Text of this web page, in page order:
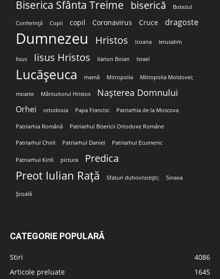
Biserica Sfânta Treime biserică Botezul
Conferință Copii copil Coronavirus Cruce dragoste
Dumnezeu Hristos Icoana Ierusalim
Iisus Iisus Hristos Ilarion Boian Israel
Lucășeuca mamă Mitropolia Mitropolia Moldovei;
moarte Mântuitorul Hristos Nașterea Domnului
Orhei ortodoxia Papa Francisc Patriarhia de la Moscova
Patriarhia Română Patriarhul Bisericii Ortodoxe Române
Patriarhul Chiril Patriarhul Daniel Patriarhul Ecumenic
Patriarhul Kirill pictura Predica
Preot Iulian Rață Sfaturi duhovnicești; Sinaxa
Școală
CATEGORIE POPULARĂ
Stiri
4086
Articole preluate
1645